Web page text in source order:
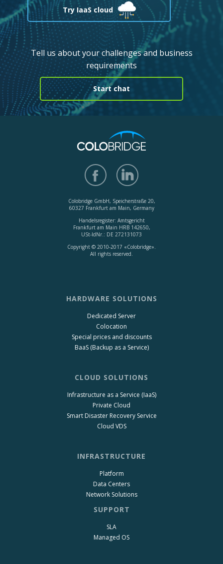
Try IaaS cloud
Tell us about your challenges and business
requirements
Start chat
Colobridge GmbH, Speicherstraße 20,
60327 Frankfurt am Main, Germany
Handelsregister: Amtsgericht
Frankfurt am Main HRB 142650,
USt-IdNr.: DE 272131073
Copyright © 2010-2017 «Colobridge».
All rights reserved.
HARDWARE SOLUTIONS
Dedicated Server
Colocation
Special prices and discounts
BaaS (Backup as a Service)
CLOUD SOLUTIONS
Infrastructure as a Service (IaaS)
Private Cloud
Smart Disaster Recovery Service
Cloud VDS
INFRASTRUCTURE
Platform
Data Centers
Network Solutions
SUPPORT
SLA
Managed OS